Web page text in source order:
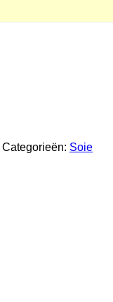
Categorieën: Soie